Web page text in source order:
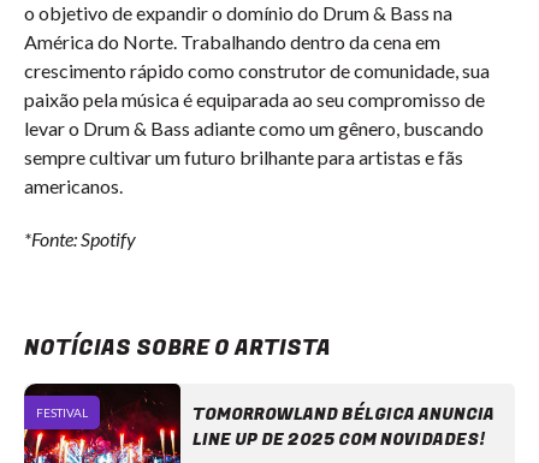
o objetivo de expandir o domínio do Drum & Bass na
América do Norte. Trabalhando dentro da cena em
crescimento rápido como construtor de comunidade, sua
paixão pela música é equiparada ao seu compromisso de
levar o Drum & Bass adiante como um gênero, buscando
sempre cultivar um futuro brilhante para artistas e fãs
americanos.
*Fonte: Spotify
NOTÍCIAS SOBRE O ARTISTA
FESTIVAL
TOMORROWLAND BÉLGICA ANUNCIA
LINE UP DE 2025 COM NOVIDADES!